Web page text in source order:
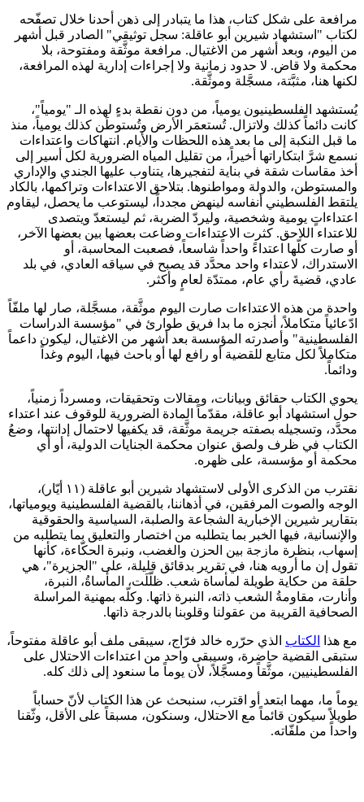
مرافعة على شكل كتاب، هذا ما يتبادر إلى ذهن أحدنا خلال تصفّحه
لكتاب "استشهاد شيرين أبو عاقلة: سجل توثيقي" الصادر قبل أشهر
من اليوم، وبعد أشهر من الاغتيال. مرافعة موثَّقة ومفتوحة، بلا
محكمة ولا قاض. لا حدود زمانية ولا إجراءات إدارية لهذه المرافعة،
لكنها هنا، مثبَّتة، مسجَّلة وموثَّقة.
يُستشهد الفلسطينيون يومياً، من دون نقطة بدءٍ لهذه الـ "يومياً"،
كانت دائماً كذلك ولاتزال. تُستعمَر الأرض وتُستوطَن كذلك يومياً، منذ
ما قبل النكبة إلى ما بعد هذه اللحظات والأيام. انتهاكات واعتداءات
نسمع شرَّ ابتكاراتها أخيراً، من تقليل المياه الضرورية لكل أسير إلى
أخذ مقاسات شقة في بناية لتفجيرها، يتناوب عليها الجندي والإداري
والمستوطن، والدولة ومواطنوها. بتلاحق الاعتداءات وتراكمها، بالكاد
يلتقط الفلسطيني أنفاسه لينهض مجدداً، ليستوعب ما يحصل، ليقاوم
اعتداءاتٍ يومية وشخصية، وليردّ الضربة، ثم ليستعدّ ويتصدى
للاعتداء اللاحق. كثرت الاعتداءات وضاعت بعضها بين بعضها الآخر،
أو صارت كلّها اعتداءً واحداً شاسعاً، فصعبت المحاسبة، أو
الاستدراك، لاعتداء واحد محدَّد قد يصبح في سياقه العادي، في بلد
عادي، قضيةَ رأي عام، ممتدّة لعامٍ وأكثر.
واحدة من هذه الاعتداءات صارت اليوم موثَّقة، مسجَّلة، صار لها ملفّاً
ادّعائياً متكاملاً، أنجزه ما بدا فريق طوارئ في "مؤسسة الدراسات
الفلسطينية" وأصدرته المؤسسة بعد أشهر من الاغتيال، ليكون داعماً
متكاملاً لكل متابع للقضية أو رافع لها أو باحث فيها، اليوم وغداً
ودائماً.
يحوي الكتاب حقائق وبيانات، ومقالات وتحقيقات، ومسرداً زمنياً،
حول استشهاد أبو عاقلة، مقدّماً المادة الضرورية للوقوف عند اعتداء
محدَّد، وتسجيله بصفته جريمة موثَّقة، قد يكفيها لاحتمال إدانتها، وضعُ
الكتاب في ظرف ولصق عنوان محكمة الجنايات الدولية، أو أي
محكمة أو مؤسسة، على ظهره.
نقترب من الذكرى الأولى لاستشهاد شيرين أبو عاقلة (١١ أيّار)،
الوجه والصوت المرفقين، في أذهاننا، بالقضية الفلسطينية ويومياتها،
بتقارير شيرين الإخبارية الشجاعة والصلبة، السياسية والحقوقية
والإنسانية، فيها الخبر بما يتطلبه من اختصار والتعليق بما يتطلبه من
إسهاب، بنظرة مازجة بين الحزن والغضب، ونبرة الحكّاءة، كأنها
تقول إن ما أرويه هنا، في تقرير بدقائق قليلة، على "الجزيرة"، هي
حلقة من حكاية طويلة لمأساة شعب. ظلّلَت، المأساةُ، النبرة،
وأنارت، مقاومةُ الشعب ذاته، النبرة ذاتها. وكلّه بمهنية المراسلة
الصحافية القريبة من عقولنا وقلوبنا بالدرجة ذاتها.
مع هذا الكتاب الذي حرّره خالد فرّاج، سيبقى ملف أبو عاقلة مفتوحاً،
ستبقى القضية حاضرة، وسيبقى واحد من اعتداءات الاحتلال على
الفلسطينيين، موثَّقاً ومسجَّلاً، لأن يوماً ما سنعود إلى ذلك كله.
يوماً ما، مهما ابتعد أو اقترب، سنبحث عن هذا الكتاب لأنّ حساباً
طويلاً سيكون قائماً مع الاحتلال، وسنكون، مسبقاً على الأقل، وثّقنا
واحداً من ملفّاته.